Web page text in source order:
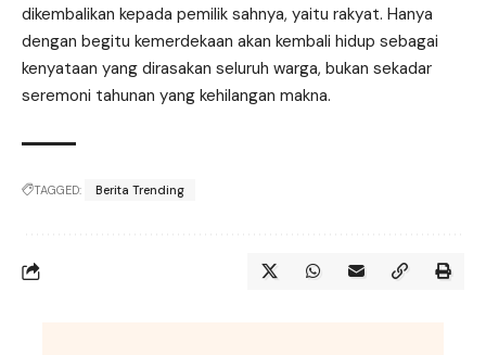
dikembalikan kepada pemilik sahnya, yaitu rakyat. Hanya
dengan begitu kemerdekaan akan kembali hidup sebagai
kenyataan yang dirasakan seluruh warga, bukan sekadar
seremoni tahunan yang kehilangan makna.
TAGGED: Berita Trending